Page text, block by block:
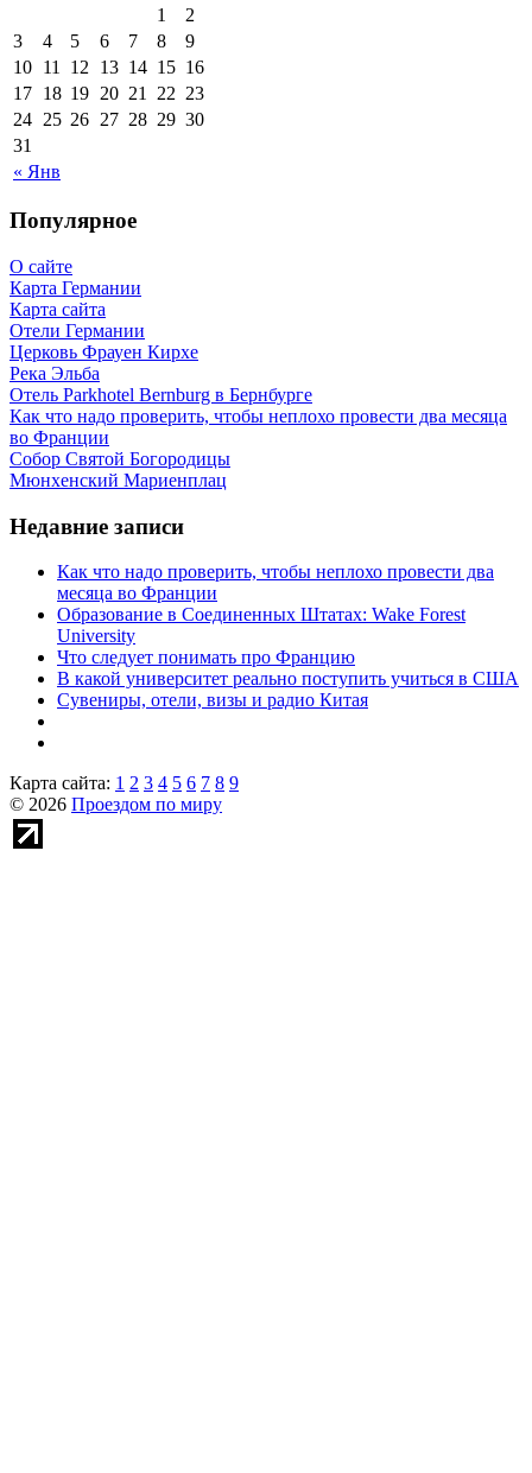
« Янв
1
2
3
4 5 6 7 8
9
10 11 12 13 14 15 16
17 18 19 20 21 22 23
24 25 26 27 28 29 30
31
Популярное
О сайте
Карта Германии
Карта сайта
Отели Германии
Церковь Фрауен Кирхе
Река Эльба
Отель Parkhotel Bernburg в Бернбурге
Как что надо проверить, чтобы неплохо провести два месяца
во Франции
Собор Святой Богородицы
Мюнхенский Мариенплац
Недавние записи
Как что надо проверить, чтобы неплохо провести два
месяца во Франции
Образование в Соединенных Штатах: Wake Forest
University
Что следует понимать про Францию
В какой университет реально поступить учиться в США
Сувениры, отели, визы и радио Китая
Карта сайта: 1 2 3 4 5 6 7 8 9
© 2026 Проездом по миру